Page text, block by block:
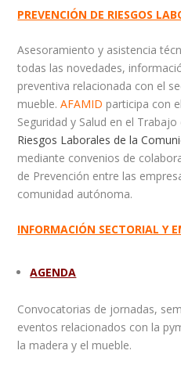
PREVENCIÓN DE RIESGOS
Asesoramiento y asistencia
todas las novedades,
preventiva relacionada con el
mueble.AFAMID participa con
Seguridad y Salud en el
Riesgos Laborales de la
mediante convenios de
de Prevención entre las
comunidad autónoma.
INFORMACIÓN SECTORIAL Y
AGENDA
Convocatorias de jornadas,
eventos relacionados con la
la madera y el mueble.